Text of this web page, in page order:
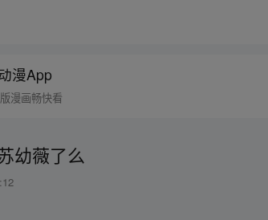
漫App
漫画畅快看
幼薇了么